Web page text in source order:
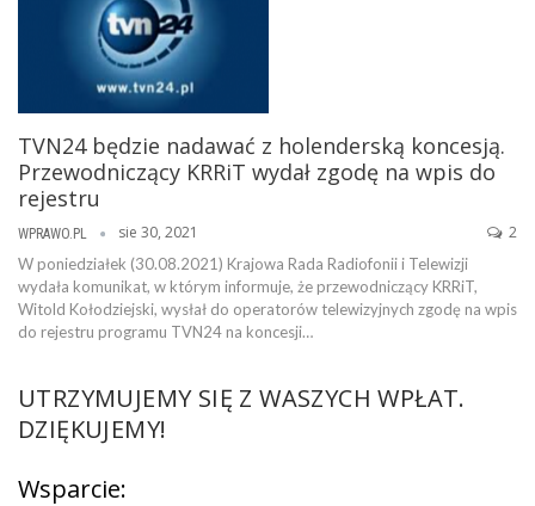
TVN24 będzie nadawać z holenderską koncesją.
Przewodniczący KRRiT wydał zgodę na wpis do
rejestru
WPRAWO.PL sie 30, 2021 2
W poniedziałek (30.08.2021) Krajowa Rada Radiofonii i Telewizji
wydała komunikat, w którym informuje, że przewodniczący KRRiT,
Witold Kołodziejski, wysłał do operatorów telewizyjnych zgodę na wpis
do rejestru programu TVN24 na koncesji…
UTRZYMUJEMY SIĘ Z WASZYCH WPŁAT.
DZIĘKUJEMY!
Wsparcie: